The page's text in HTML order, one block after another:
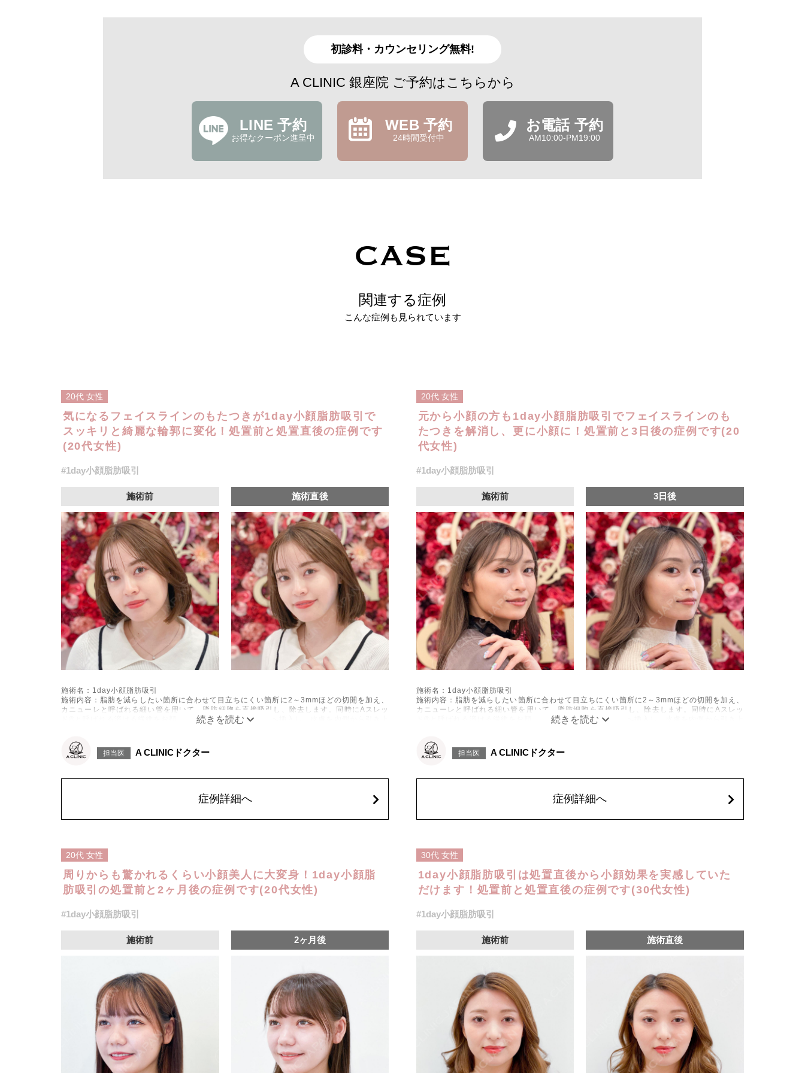
初診料・カウンセリング無料!
A CLINIC 銀座院 ご予約はこちらから
LINE 予約
お得なクーポン進呈中
WEB 予約
24時間受付中
お電話 予約
AM10:00-PM19:00
CASE
関連する症例
こんな症例も見られています
20代 女性
気になるフェイスラインのもたつきが1day小顔脂肪吸引で
スッキリと綺麗な輪郭に変化！処置前と処置直後の症例です
(20代女性)
#1day小顔脂肪吸引
施術前 施術直後
施術名：1day小顔脂肪吸引
施術内容：脂肪を減らしたい箇所に合わせて目立ちにくい箇所に2～3mmほどの切開を加え、
カニューレと呼ばれる細い管を用いて、脂肪細胞を直接吸引し、除去します。同時にAスレッ
ド®と呼ばれる溶ける繊維をお顔の目立たない部分から皮下へ挿入し、皮膚を内側から引き上
リスク、副作用：赤み、熱感、痛み、しびれ、むくみ、内出血、引き攣れ感などが術後一時的
に生じることがございます。また、稀に貧血、細菌感染症、左右差、施術箇所の知覚鈍麻、ぼ
顔の脂肪吸引箇所の追加 1ヶ所ごと+162,800円(税込)
担当医 A CLINICドクター
症例詳細へ
20代 女性
元から小顔の方も1day小顔脂肪吸引でフェイスラインのも
たつきを解消し、更に小顔に！処置前と3日後の症例です(20
代女性)
#1day小顔脂肪吸引
施術前 3日後
施術名：1day小顔脂肪吸引
施術内容：脂肪を減らしたい箇所に合わせて目立ちにくい箇所に2～3mmほどの切開を加え、
カニューレと呼ばれる細い管を用いて、脂肪細胞を直接吸引し、除去します。同時にAスレッ
ド®と呼ばれる溶ける繊維をお顔の目立たない部分から皮下へ挿入し、皮膚を内側から引き上
リスク、副作用：赤み、熱感、痛み、しびれ、むくみ、内出血、引き攣れ感などが術後一時的
に生じることがございます。また、稀に貧血、細菌感染症、左右差、施術箇所の知覚鈍麻、ぼ
顔の脂肪吸引箇所の追加 1ヶ所ごと+162,800円(税込)
担当医 A CLINICドクター
症例詳細へ
20代 女性
周りからも驚かれるくらい小顔美人に大変身！1day小顔脂
肪吸引の処置前と2ヶ月後の症例です(20代女性)
#1day小顔脂肪吸引
施術前 2ヶ月後
30代 女性
1day小顔脂肪吸引は処置直後から小顔効果を実感していた
だけます！処置前と処置直後の症例です(30代女性)
#1day小顔脂肪吸引
施術前 施術直後